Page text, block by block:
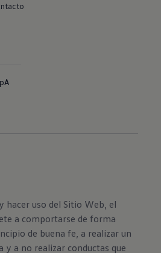
hacer uso del Sitio Web, el
a comportarse de forma
de buena fe, a realizar un
y a no realizar conductas que